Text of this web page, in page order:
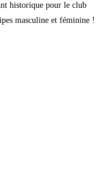
historique pour le club
masculine et féminine !